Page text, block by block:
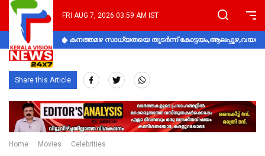
FRI AUG 7, 2026 03:59 AM IST
കനത്തമഴ സാധ്യതയെ തുടർന്ന്
Share this Article
Home Movies Celebrities